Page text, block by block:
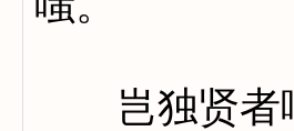
岂独贤者嗤